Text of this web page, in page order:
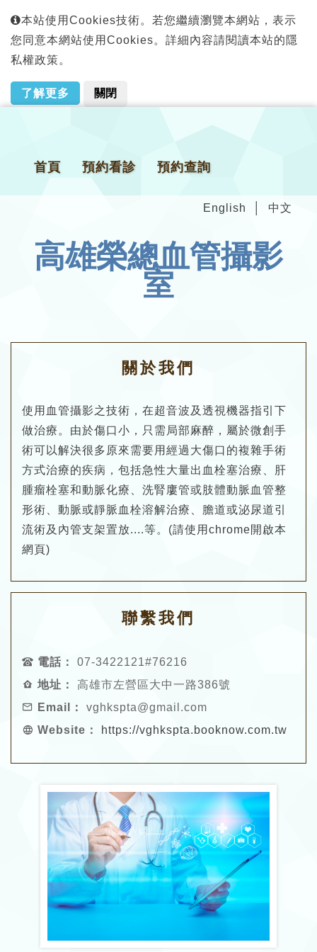
本站使用Cookies技術。若您繼續瀏覽本網站，表示
您同意本網站使用Cookies。詳細內容請閱讀本站的隱
私權政策。
了解更多 關閉
首頁 預約看診 預約查詢
English 中文
高雄榮總血管攝影
室
關於我們
使用血管攝影之技術，在超音波及透視機器指引下
做治療。由於傷口小，只需局部麻醉，屬於微創手
術可以解決很多原來需要用經過大傷口的複雜手術
方式治療的疾病，包括急性大量出血栓塞治療、肝
腫瘤栓塞和動脈化療、洗腎廔管或肢體動脈血管整
形術、動脈或靜脈血栓溶解治療、膽道或泌尿道引
流術及內管支架置放....等。(請使用chrome開啟本
網頁)
聯繫我們
電話：
07-3422121#76216
地址：
高雄市左營區大中一路386號
Email：
vghkspta@gmail.com
Website：
https://vghkspta.booknow.com.tw